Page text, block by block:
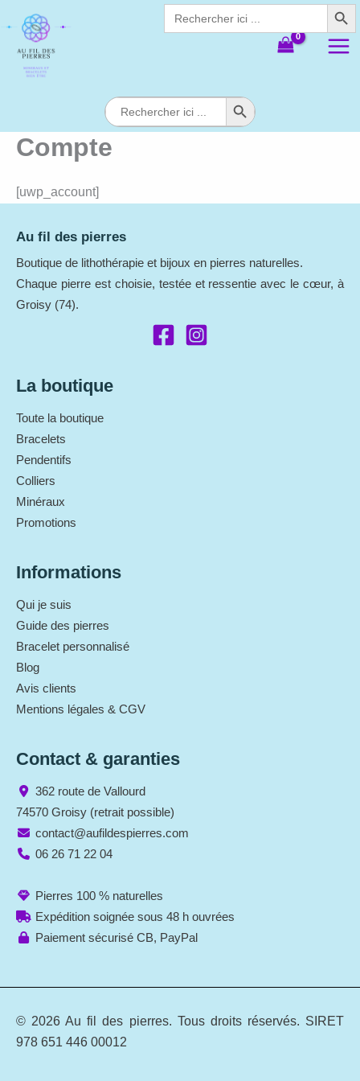
Search
for:
Search
au
contenu
Search
for:
Search Button
Compte
[uwp_account]
Au fil des pierres
Boutique de lithothérapie et bijoux en pierres naturelles.
Chaque pierre est choisie, testée et ressentie avec le cœur, à
Groisy (74).
La boutique
Toute la boutique
Bracelets
Pendentifs
Colliers
Minéraux
Promotions
Informations
Qui je suis
Guide des pierres
Bracelet personnalisé
Blog
Avis clients
Mentions légales & CGV
Contact & garanties
362 route de Vallourd
74570 Groisy (retrait possible)
contact@aufildespierres.com
06 26 71 22 04
Pierres 100 % naturelles
Expédition soignée sous 48 h ouvrées
Paiement sécurisé CB, PayPal
© 2026 Au fil des pierres. Tous droits réservés. SIRET
978 651 446 00012